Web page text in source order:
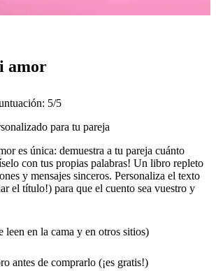
amor
5/5
para tu pareja
es única: demuestra a tu pareja cuánto
con tus propias palabras! Un libro repleto
y mensajes sinceros. Personaliza el texto
el título!) para que el cuento sea vuestro y
leen en la cama y en otros sitios)
antes de comprarlo (¡es gratis!)